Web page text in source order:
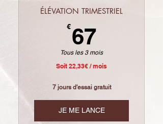
ÉLÉVATION TRIMESTRIEL
€67
Tous les 3 mois
Soit 22,33€ / mois
7 jours d'essai gratuit
JE ME LANCE